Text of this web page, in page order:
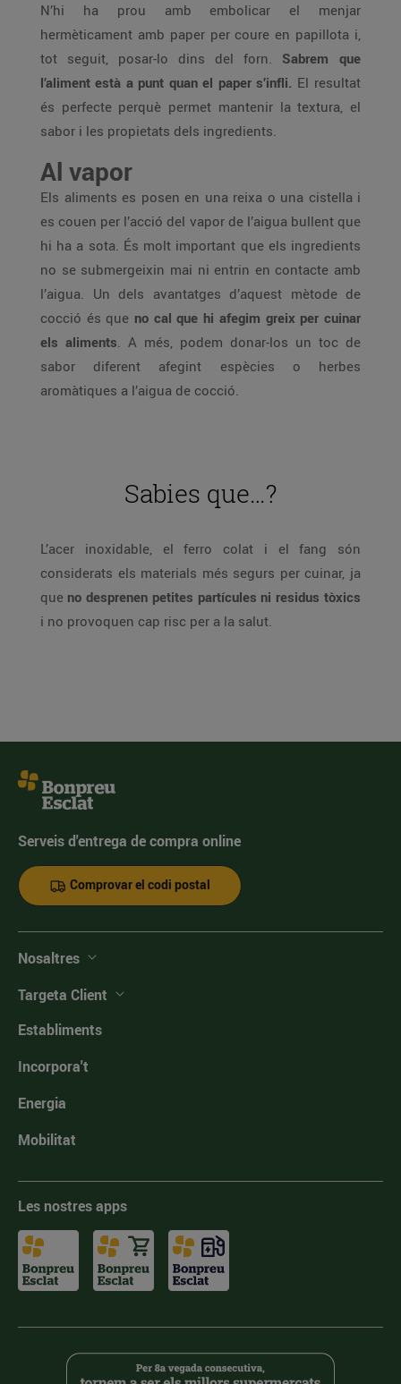
N’hi ha prou amb embolicar el menjar
hermèticament amb paper per coure en papillota i,
tot seguit, posar-lo dins del forn. Sabrem que
l’aliment està a punt quan el paper s’infli. El resultat
és perfecte perquè permet mantenir la textura, el
sabor i les propietats dels ingredients.
Al vapor
Els aliments es posen en una reixa o una cistella i
es couen per l’acció del vapor de l’aigua bullent que
hi ha a sota. És molt important que els ingredients
no se submergeixin mai ni entrin en contacte amb
l’aigua. Un dels avantatges d’aquest mètode de
cocció és que no cal que hi afegim greix per cuinar
els aliments. A més, podem donar-los un toc de
sabor diferent afegint espècies o herbes
aromàtiques a l’aigua de cocció.
Sabies que…?
L’acer inoxidable, el ferro colat i el fang són
considerats els materials més segurs per cuinar, ja
que no desprenen petites partícules ni residus tòxics
i no provoquen cap risc per a la salut.
Serveis d'entrega de compra online
Comprovar el codi postal
Nosaltres
Targeta Client
Establiments
Incorpora't
Energia
Mobilitat
Les nostres apps